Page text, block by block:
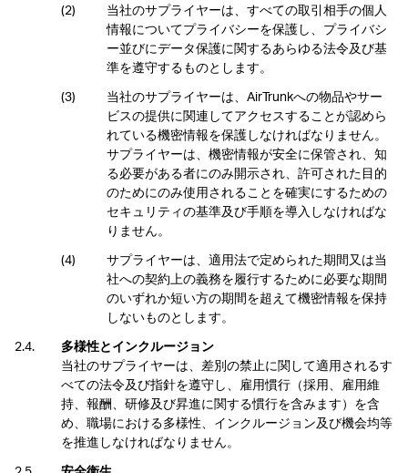
当社のサプライヤーは、すべての取引相手の個人
情報についてプライバシーを保護し、プライバシ
ー並びにデータ保護に関するあらゆる法令及び基
準を遵守するものとします。
当社のサプライヤーは、AirTrunkへの物品やサー
ビスの提供に関連してアクセスすることが認めら
れている機密情報を保護しなければなりません。
サプライヤーは、機密情報が安全に保管され、知
る必要がある者にのみ開示され、許可された目的
のためにのみ使用されることを確実にするための
セキュリティの基準及び手順を導入しなければな
りません。
サプライヤーは、適用法で定められた期間又は当
社への契約上の義務を履行するために必要な期間
のいずれか短い方の期間を超えて機密情報を保持
しないものとします。
多様性とインクルージョン
当社のサプライヤーは、差別の禁止に関して適用されるす
べての法令及び指針を遵守し、雇用慣行（採用、雇用維
持、報酬、研修及び昇進に関する慣行を含みます）を含
め、職場における多様性、インクルージョン及び機会均等
を推進しなければなりません。